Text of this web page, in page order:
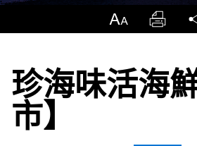
智慧觀光情報站
永續旅遊
放大 列印
珍海味活海
市】